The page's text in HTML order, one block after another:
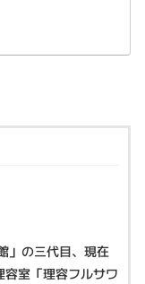
」の三代目、現在
室「理容フルサワ